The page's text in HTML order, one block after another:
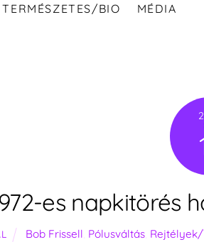
TERMÉSZETES/BIO MÉDIA
es napkitörés
Bob Frissell Pólusváltás